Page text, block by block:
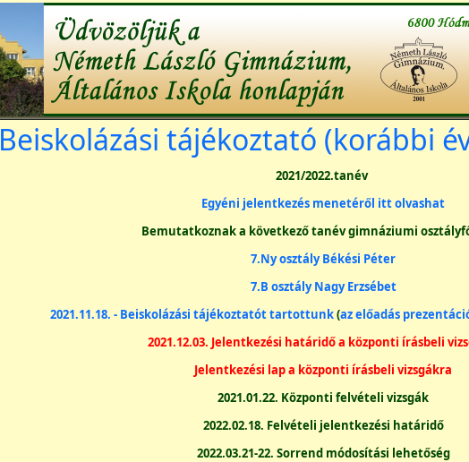
Beiskolázási tájékoztató (korábbi
2021/2022.tanév
Egyéni jelentkezés menetéről itt olvashat
Bemutatkoznak a következő tanév gimnáziumi
7.Ny osztály Békési Péter
7.B osztály Nagy Erzsébet
2021.11.18. - Beiskolázási tájékoztatót tartottunk(az előadás
2021.12.03. Jelentkezési határidő a központi írásbeli
Jelentkezési lap a központi írásbeli vizsgákra
2021.01.22. Központi felvételi vizsgák
2022.02.18. Felvételi jelentkezési határidő
2022.03.21-22. Sorrend módosítási lehetőség